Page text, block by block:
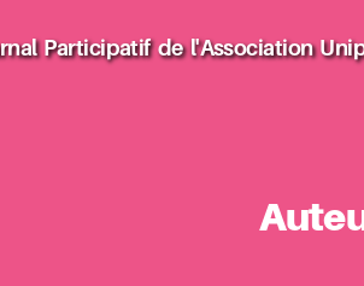
Participatif de l'Association